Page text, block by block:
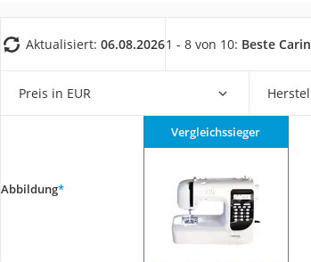
Aktualisiert: 06.08.20261 - 8 von 10: Beste
Preis in EUR
Abbildung*
Vergleichssieger